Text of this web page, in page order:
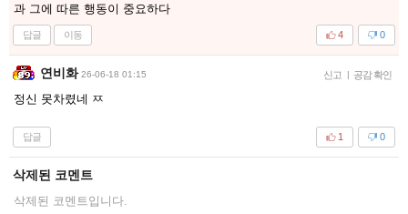
과 그에 따른 행동이 중요하다
답글 이동 0
4
연비화 26-06-18 01:15 신고 | 공감 확인
정신 못차렸네 ㅉ
답글 0
1
삭제된 코멘트
삭제된 코멘트입니다.